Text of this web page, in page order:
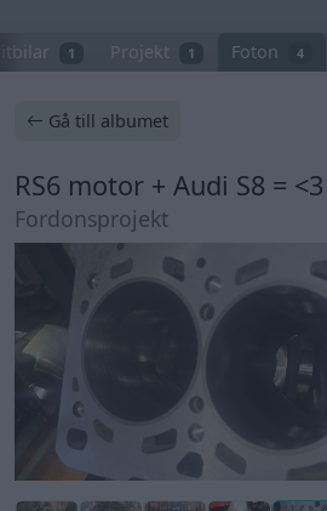
1 Projekt 1 Foton 4
Gå till albumet
RS6 motor + Audi S8 =
Fordonsprojekt